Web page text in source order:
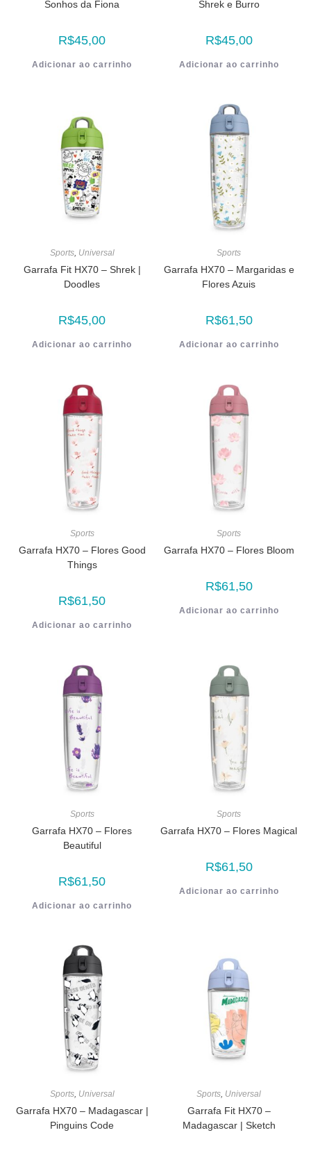
Sonhos da Fiona
R$45,00
Adicionar ao carrinho
Shrek e Burro
R$45,00
Adicionar ao carrinho
Sports, Universal
Garrafa Fit HX70 – Shrek |
Doodles
R$45,00
Adicionar ao carrinho
Sports
Garrafa HX70 – Margaridas e
Flores Azuis
R$61,50
Adicionar ao carrinho
Sports
Garrafa HX70 – Flores Good
Things
R$61,50
Adicionar ao carrinho
Sports
Garrafa HX70 – Flores Bloom
R$61,50
Adicionar ao carrinho
Sports
Garrafa HX70 – Flores
Beautiful
R$61,50
Adicionar ao carrinho
Sports
Garrafa HX70 – Flores Magical
R$61,50
Adicionar ao carrinho
Sports, Universal
Garrafa HX70 – Madagascar |
Pinguins Code
Sports, Universal
Garrafa Fit HX70 –
Madagascar | Sketch